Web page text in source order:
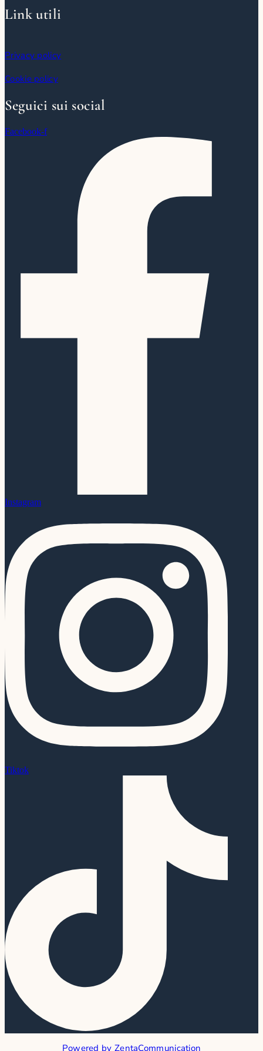
Link utili
Privacy policy
Cookie policy
Seguici sui social
Facebook-f
Instagram
Tiktok
Powered by ZentaCommunication